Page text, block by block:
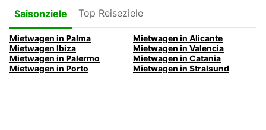
Saisonziele
Top Reiseziele
Mietwagen in Palma
Mietwagen in Alicante
Mietwagen Ibiza
Mietwagen in Valencia
Mietwagen in Palermo
Mietwagen in Catania
Mietwagen in Porto
Mietwagen in Stralsund